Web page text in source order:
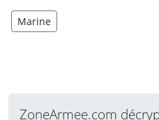
Marine
ZoneArmee.com